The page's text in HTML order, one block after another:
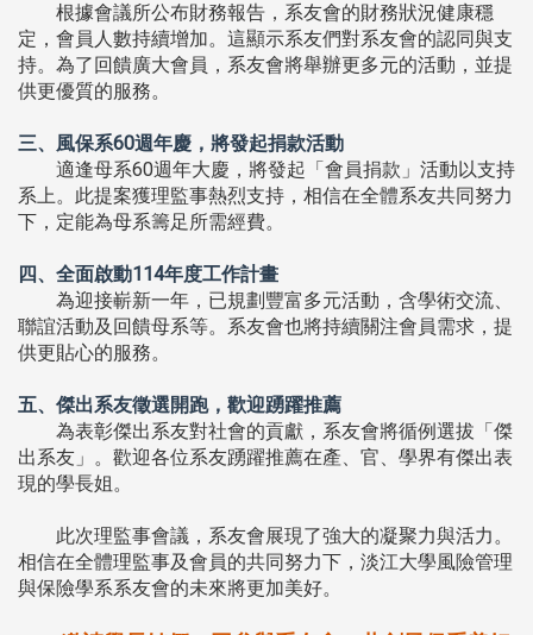
根據會議所公布財務報告，系友會的財務狀況健康穩
定，會員人數持續增加。這顯示系友們對系友會的認同與支
持。為了回饋廣大會員，系友會將舉辦更多元的活動，並提
供更優質的服務。
三、風保系60週年慶，將發起捐款活動
適逢母系60週年大慶，將發起「會員捐款」活動以支持
系上。此提案獲理監事熱烈支持，相信在全體系友共同努力
下，定能為母系籌足所需經費。
四、全面啟動114年度工作計畫
為迎接嶄新一年，已規劃豐富多元活動，含學術交流、
聯誼活動及回饋母系等。系友會也將持續關注會員需求，提
供更貼心的服務。
五、傑出系友徵選開跑，歡迎踴躍推薦
為表彰傑出系友對社會的貢獻，系友會將循例選拔「傑
出系友」。歡迎各位系友踴躍推薦在產、官、學界有傑出表
現的學長姐。
此次理監事會議，系友會展現了強大的凝聚力與活力。
相信在全體理監事及會員的共同努力下，淡江大學風險管理
與保險學系系友會的未來將更加美好。